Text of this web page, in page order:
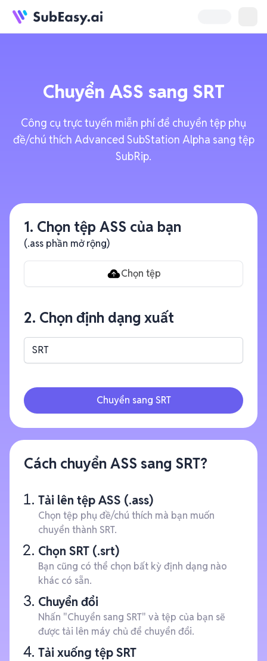
Chuyển ASS sang SRT
Công cụ trực tuyến miễn phí để chuyển tệp phụ
đề/chú thích Advanced SubStation Alpha sang tệp
SubRip.
1. Chọn tệp ASS của bạn
(.ass phần mở rộng)
Chọn tệp
2. Chọn định dạng xuất
SRT
Chuyển sang SRT
Cách chuyển ASS sang SRT?
Tải lên tệp ASS (.ass)
Chọn tệp phụ đề/chú thích mà bạn muốn
chuyển thành SRT.
Chọn SRT (.srt)
Bạn cũng có thể chọn bất kỳ định dạng nào
khác có sẵn.
Chuyển đổi
Nhấn "Chuyển sang SRT" và tệp của bạn sẽ
được tải lên máy chủ để chuyển đổi.
Tải xuống tệp SRT